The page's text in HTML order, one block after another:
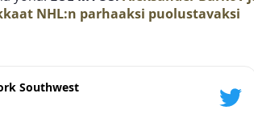
NHL:n parhaaksi puolustavaksi
Southwest